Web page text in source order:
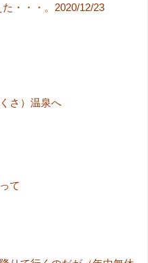
・・・。2020/12/23
さ）温泉へ
て